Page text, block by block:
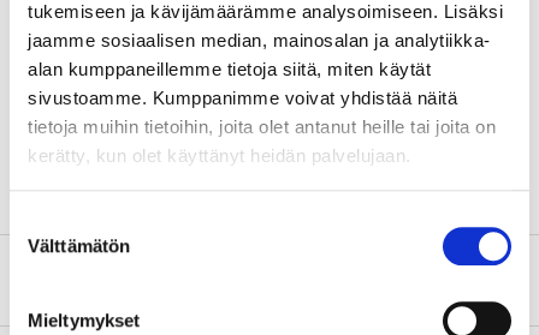
tukemiseen ja kävijämäärämme analysoimiseen. Lisäksi
jaamme sosiaalisen median, mainosalan ja analytiikka-
alan kumppaneillemme tietoja siitä, miten käytät
sivustoamme. Kumppanimme voivat yhdistää näitä
tietoja muihin tietoihin, joita olet antanut heille tai joita on
kerätty, kun olet käyttänyt heidän palvelujaan.
valinta
Välttämätön
Mieltymykset
Technical specifications
Volume
1,5 l
Operating pressure
2–3 bar